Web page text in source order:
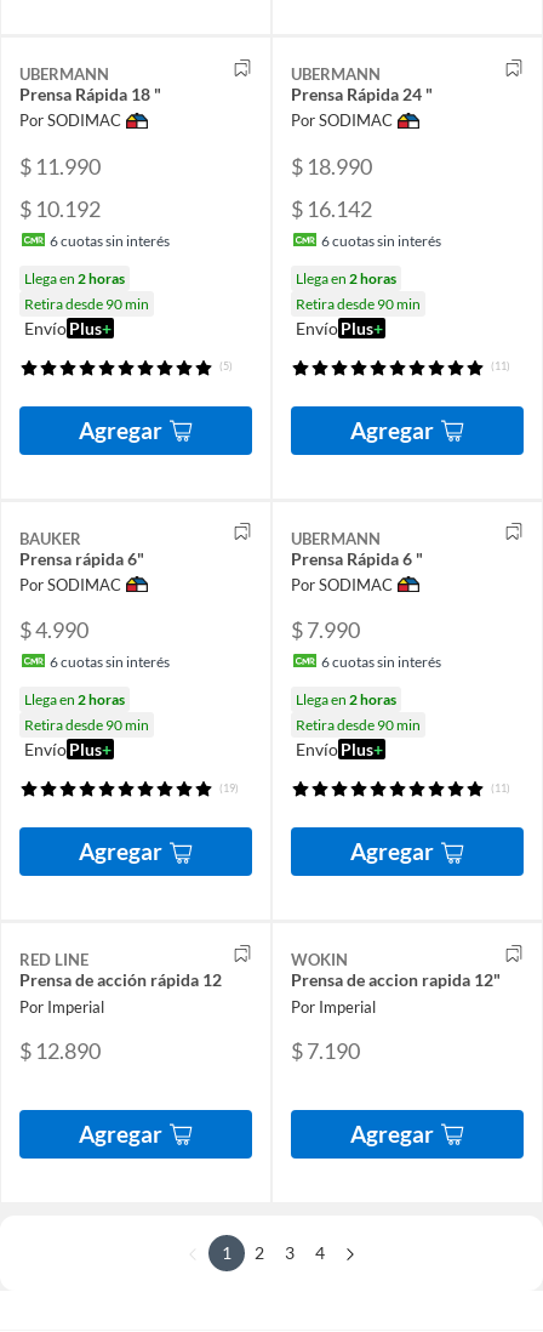
UBERMANN
Prensa Rápida 18 "
Por SODIMAC
$ 11.990
$ 10.192
6cuotas sin interés
Llega en 2 horas
Retira desde 90 min
EnvíoPlus+
(5)
Agregar
UBERMANN
Prensa Rápida 24 "
Por SODIMAC
$ 18.990
$ 16.142
6cuotas sin interés
Llega en 2 horas
Retira desde 90 min
EnvíoPlus+
(11)
Agregar
BAUKER
Prensa rápida 6"
Por SODIMAC
$ 4.990
6cuotas sin interés
Llega en 2 horas
Retira desde 90 min
EnvíoPlus+
(19)
Agregar
UBERMANN
Prensa Rápida 6 "
Por SODIMAC
$ 7.990
6cuotas sin interés
Llega en 2 horas
Retira desde 90 min
EnvíoPlus+
(11)
Agregar
RED LINE
Prensa de acción rápida 12
Por Imperial
$ 12.890
Agregar
WOKIN
Prensa de accion rapida 12"
Por Imperial
$ 7.190
Agregar
1 2 3 4